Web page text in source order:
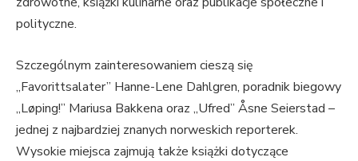
polityczne.
Szczególnym zainteresowaniem cieszą się
„Favorittsalater” Hanne-Lene Dahlgren, poradnik biegowy
„Løping!” Mariusa Bakkena oraz „Ufred” Åsne Seierstad –
jednej z najbardziej znanych norweskich reporterek.
Wysokie miejsca zajmują także książki dotyczące